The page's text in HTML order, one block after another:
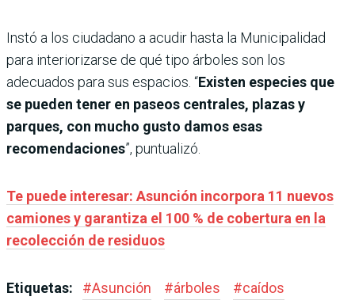
Instó a los ciudadano a acudir hasta la Municipalidad
para interiorizarse de qué tipo árboles son los
adecuados para sus espacios. “Existen especies que
se pueden tener en paseos centrales, plazas y
parques, con mucho gusto damos esas
recomendaciones”, puntualizó.
Te puede interesar: Asunción incorpora 11 nuevos
camiones y garantiza el 100 % de cobertura en la
recolección de residuos
Etiquetas: #Asunción #árboles #caídos